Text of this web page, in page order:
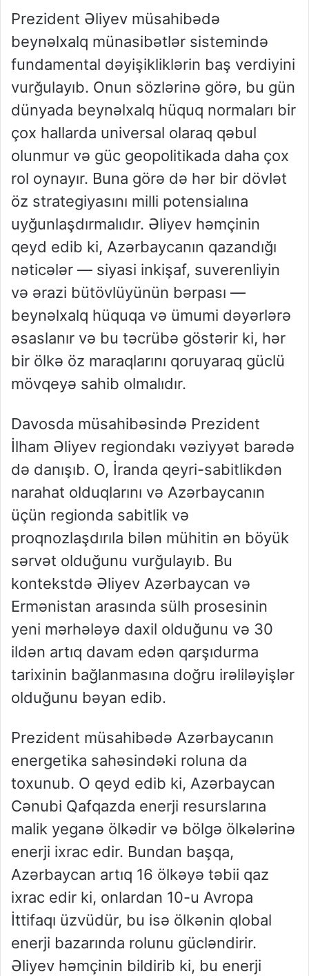
Prezident Əliyev müsahibədə
beynəlxalq münasibətlər sistemində
fundamental dəyişikliklərin baş verdiyini
vurğulayıb. Onun sözlərinə görə, bu gün
dünyada beynəlxalq hüquq normaları bir
çox hallarda universal olaraq qəbul
olunmur və güc geopolitikada daha çox
rol oynayır. Buna görə də hər bir dövlət
öz strategiyasını milli potensialına
uyğunlaşdırmalıdır. Əliyev həmçinin
qeyd edib ki, Azərbaycanın qazandığı
nəticələr — siyasi inkişaf, suverenliyin
və ərazi bütövlüyünün bərpası —
beynəlxalq hüquqa və ümumi dəyərlərə
əsaslanır və bu təcrübə göstərir ki, hər
bir ölkə öz maraqlarını qoruyaraq güclü
mövqeyə sahib olmalıdır.
Davosda müsahibəsində Prezident
İlham Əliyev regiondakı vəziyyət barədə
də danışıb. O, İranda qeyri-sabitlikdən
narahat olduqlarını və Azərbaycanın
üçün regionda sabitlik və
proqnozlaşdırıla bilən mühitin ən böyük
sərvət olduğunu vurğulayıb. Bu
kontekstdə Əliyev Azərbaycan və
Ermənistan arasında sülh prosesinin
yeni mərhələyə daxil olduğunu və 30
ildən artıq davam edən qarşıdurma
tarixinin bağlanmasına doğru irəliləyişlər
olduğunu bəyan edib.
Prezident müsahibədə Azərbaycanın
energetika sahəsindəki roluna da
toxunub. O qeyd edib ki, Azərbaycan
Cənubi Qafqazda enerji resurslarına
malik yeganə ölkədir və bölgə ölkələrinə
enerji ixrac edir. Bundan başqa,
Azərbaycan artıq 16 ölkəyə təbii qaz
ixrac edir ki, onlardan 10-u Avropa
İttifaqı üzvüdür, bu isə ölkənin qlobal
enerji bazarında rolunu gücləndirir.
Əliyev həmçinin bildirib ki, bu enerji